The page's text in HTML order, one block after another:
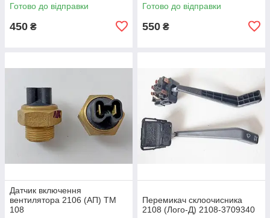
Готово до відправки
450 ₴
Готово до відправки
550 ₴
Датчик включення
вентилятора 2106 (АП) ТМ
108
Перемикач склоочисника
2108 (Лoго-Д) 2108-3709340